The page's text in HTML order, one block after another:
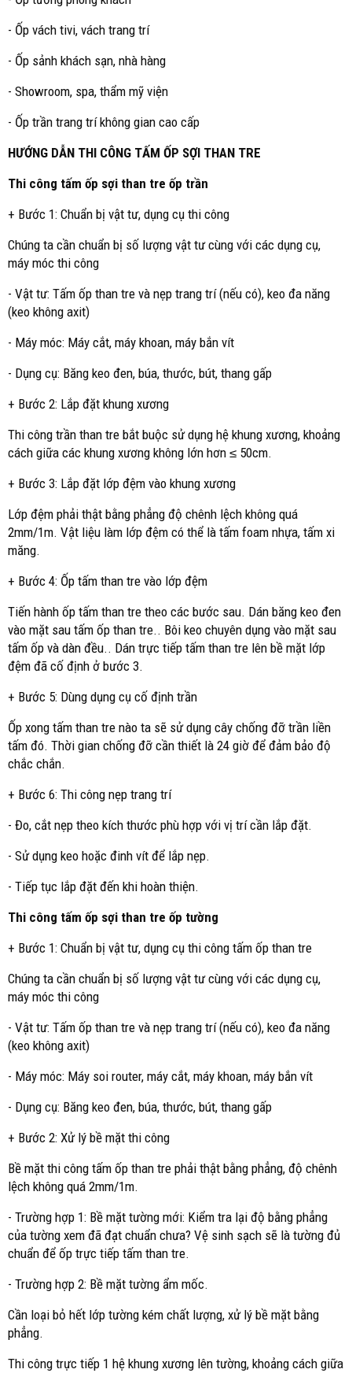
- Ốp vách tivi, vách trang trí
- Ốp sảnh khách sạn, nhà hàng
- Showroom, spa, thẩm mỹ viện
- Ốp trần trang trí không gian cao cấp
HƯỚNG DẪN THI CÔNG TẤM ỐP SỢI THAN TRE
Thi công tấm ốp sợi than tre ốp trần
+ Bước 1: Chuẩn bị vật tư, dụng cụ thi công
Chúng ta cần chuẩn bị số lượng vật tư cùng với các dụng cụ,
máy móc thi công
- Vật tư: Tấm ốp than tre và nẹp trang trí (nếu có), keo đa năng
(keo không axit)
- Máy móc: Máy cắt, máy khoan, máy bắn vít
- Dụng cụ: Băng keo đen, búa, thước, bút, thang gấp
+ Bước 2: Lắp đặt khung xương
Thi công trần than tre bắt buộc sử dụng hệ khung xương, khoảng
cách giữa các khung xương không lớn hơn ≤ 50cm.
+ Bước 3: Lắp đặt lớp đệm vào khung xương
Lớp đệm phải thật bằng phẳng độ chênh lệch không quá
2mm/1m. Vật liệu làm lớp đệm có thể là tấm foam nhựa, tấm xi
măng.
+ Bước 4: Ốp tấm than tre vào lớp đệm
Tiến hành ốp tấm than tre theo các bước sau. Dán băng keo đen
vào mặt sau tấm ốp than tre.. Bôi keo chuyên dụng vào mặt sau
tấm ốp và dàn đều.. Dán trực tiếp tấm than tre lên bề mặt lớp
đệm đã cố định ở bước 3.
+ Bước 5: Dùng dụng cụ cố định trần
Ốp xong tấm than tre nào ta sẽ sử dụng cây chống đỡ trần liền
tấm đó. Thời gian chống đỡ cần thiết là 24 giờ để đảm bảo độ
chắc chắn.
+ Bước 6: Thi công nẹp trang trí
- Đo, cắt nẹp theo kích thước phù hợp với vị trí cần lắp đặt.
- Sử dụng keo hoặc đinh vít để lắp nẹp.
- Tiếp tục lắp đặt đến khi hoàn thiện.
Thi công tấm ốp sợi than tre ốp tường
+ Bước 1: Chuẩn bị vật tư, dụng cụ thi công tấm ốp than tre
Chúng ta cần chuẩn bị số lượng vật tư cùng với các dụng cụ,
máy móc thi công
- Vật tư: Tấm ốp than tre và nẹp trang trí (nếu có), keo đa năng
(keo không axit)
- Máy móc: Máy soi router, máy cắt, máy khoan, máy bắn vít
- Dụng cụ: Băng keo đen, búa, thước, bút, thang gấp
+ Bước 2: Xử lý bề mặt thi công
Bề mặt thi công tấm ốp than tre phải thật bằng phẳng, độ chênh
lệch không quá 2mm/1m.
- Trường hợp 1: Bề mặt tường mới: Kiểm tra lại độ bằng phẳng
của tường xem đã đạt chuẩn chưa? Vệ sinh sạch sẽ là tường đủ
chuẩn để ốp trực tiếp tấm than tre.
- Trường hợp 2: Bề mặt tường ẩm mốc.
Cần loại bỏ hết lớp tường kém chất lượng, xử lý bề mặt bằng
phẳng.
Thi công trực tiếp 1 hệ khung xương lên tường, khoảng cách giữa